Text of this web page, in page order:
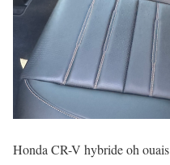
Honda CR-V hybride oh ouais